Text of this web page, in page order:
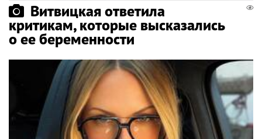
Витвицкая ответила
критикам, которые высказались
о ее беременности